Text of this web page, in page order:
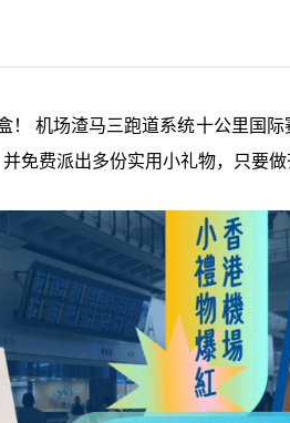
！ 机场渣马三跑道系统十公里国
免费派出多份实用小礼物，只要做